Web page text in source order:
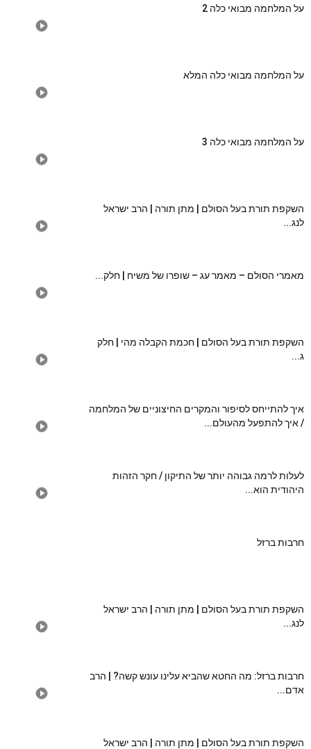
על המלחמה מבואי כלה 2
על המלחמה מבואי כלה המלא
על המלחמה מבואי כלה 3
השקפת תורת בעל הסולם | מתן תורה | הרב ישראל
לנג...
מאמרי הסולם – מאמר עג – שופרו של משיח | חלק...
השקפת תורת בעל הסולם | חכמת הקבלה מהי | חלק
ג...
איך להתייחס לסיפור והמקרים החיצוניים של המלחמה
/ איך להתפעל מהעולם...
לעלות לרמה גבוהה יותר של התיקון / חקר הזהות
היהודית הוא...
חרבות ברזל
השקפת תורת בעל הסולם | מתן תורה | הרב ישראל
לנג...
חרבות ברזל: מה החטא שהביא עלינו עונש קשה? | הרב
אדם...
השקפת תורת בעל הסולם | מתן תורה | הרב ישראל